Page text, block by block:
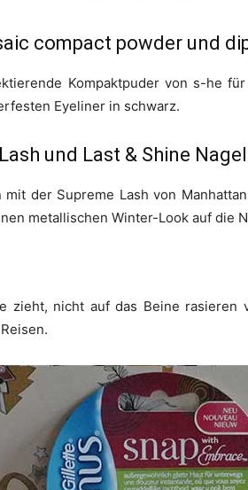
compact powder und
Kompaktpuder von s-he
Eyeliner in schwarz.
und Last & Shine
mit der Supreme Lash von
metallischen Winter-Look auf die
zieht, nicht auf das Beine